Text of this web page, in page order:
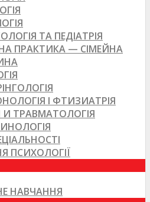
ТА ПЕДІАТРІЯ
ПРАКТИКА — СІМЕЙНА
І ФТИЗИАТРІЯ
И ТРАВМАТОЛОГІЯ
ПСИХОЛОГІЇ
НАВЧАННЯ